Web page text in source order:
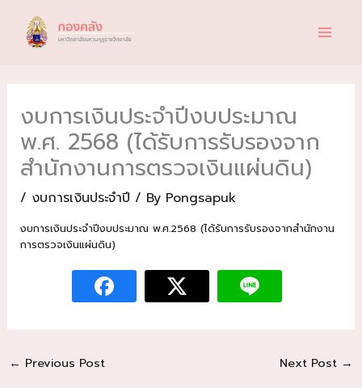
content
งบการเงินประจำปีงบประมาณ
พ.ศ. 2568 (ได้รับการรับรองจาก
สำนักงานการตรวจเงินแผ่นดิน)
/ งบการเงินประจำปี / By Pongsapuk
งบการเงินประจำปีงบประมาณ พ.ศ.2568 (ได้รับการรับรองจากสำนักงาน
การตรวจเงินแผ่นดิน)
← Previous Post Next Post →